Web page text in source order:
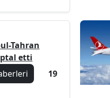
Tahran
etti
19